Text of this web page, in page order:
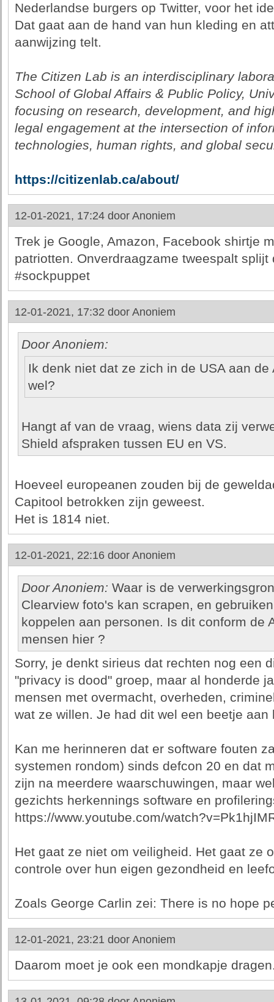
Nederlandse burgers op Twitter, voor het
Dat gaat aan de hand van hun kleding en
aanwijzing telt.
The Citizen Lab is an interdisciplinary
School of Global Affairs & Public Policy,
focusing on research, development, and
legal engagement at the intersection of
technologies, human rights, and global
https://citizenlab.ca/about/
12-01-2021, 17:24 door Anoniem
Trek je Google, Amazon, Facebook shirtje
patriotten. Onverdraagzame tweespalt splijt
#sockpuppet
12-01-2021, 17:32 door Anoniem
Door Anoniem:
Ik denk niet dat ze zich in de USA aan
wel?
Hangt af van de vraag, wiens data zij
Shield afspraken tussen EU en VS.
Hoeveel europeanen zouden bij de
Capitool betrokken zijn geweest.
Het is 1814 niet.
12-01-2021, 22:16 door Anoniem
Door Anoniem: Waar is de
Clearview foto's kan scrapen, en
koppelen aan personen. Is dit conform de
mensen hier ?
Sorry, je denkt sirieus dat rechten nog een
"privacy is dood" groep, maar al honderde
mensen met overmacht, overheden,
wat ze willen. Je had dit wel een beetje
Kan me herinneren dat er software fouten
systemen rondom) sinds defcon 20 en dat
zijn na meerdere waarschuwingen, maar
gezichts herkennings software en
https://www.youtube.com/
Het gaat ze niet om veiligheid. Het gaat ze
controle over hun eigen gezondheid en
Zoals George Carlin zei: There is no hope
12-01-2021, 23:21 door Anoniem
Daarom moet je ook een mondkapje